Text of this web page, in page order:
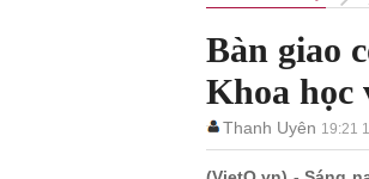
Bàn giao
Khoa học
Thanh Uyên 19:21